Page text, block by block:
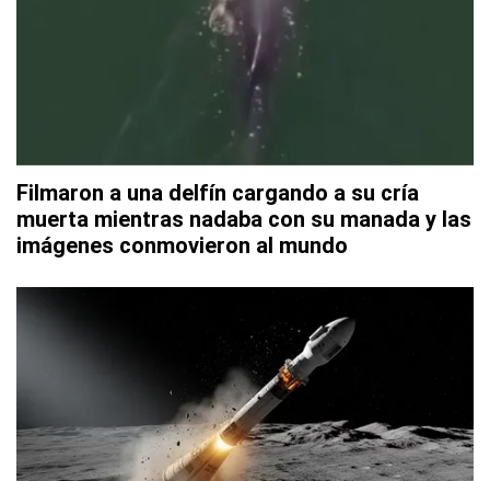
Filmaron a una delfín cargando a su cría
muerta mientras nadaba con su manada y las
imágenes conmovieron al mundo